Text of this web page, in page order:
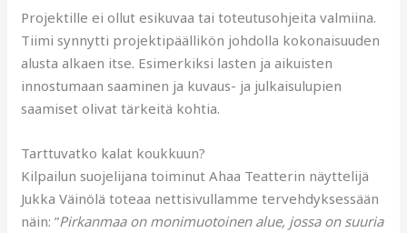
Projektille ei ollut esikuvaa tai toteutusohjeita valmiina.
Tiimi synnytti projektipäällikön johdolla kokonaisuuden
alusta alkaen itse. Esimerkiksi lasten ja aikuisten
innostumaan saaminen ja kuvaus- ja julkaisulupien
saamiset olivat tärkeitä kohtia.
Tarttuvatko kalat koukkuun?
Kilpailun suojelijana toiminut Ahaa Teatterin näyttelijä
Jukka Väinölä toteaa nettisivullamme tervehdyksessään
näin: ”Pirkanmaa on monimuotoinen alue, jossa on suuria